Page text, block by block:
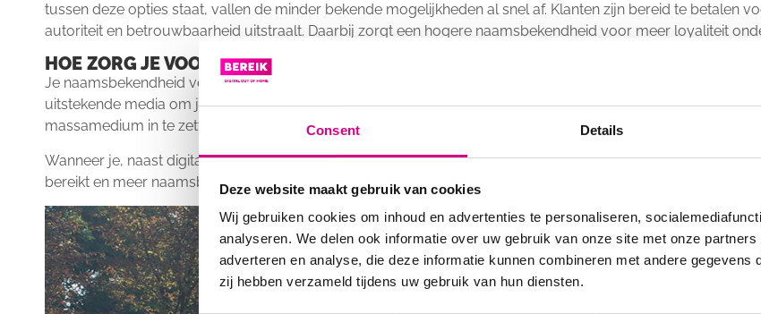
Consent Details
Deze website maakt gebruik van cookies
Wij gebruiken cookies om inhoud en advertenties te personaliseren,
analyseren. We delen ook informatie over uw gebruik van onze site met onze
adverteren en analyse, die deze informatie kunnen combineren met andere gegevens
zij hebben verzameld tijdens uw gebruik van hun diensten.
tussen deze opties staat, vallen de minder bekende mogelijkheden al snel af. Klanten zijn bereid te betalen
autoriteit en betrouwbaarheid uitstraalt. Daarbij zorgt een hogere naamsbekendheid voor meer loyaliteit
HOE ZORG JE VOOR EEN HOGERE NAAMSBEKENDHEID?
Je naamsbekendheid vergoot je door zichtbaar te zijn. Met name massamedia worden ingezet om
uitstekende media om je naam herhaaldelijk onder de aandacht te brengen bij een groot publiek. Onder
massamedium in te zetten.
Wanneer je, naast digitale billboards, andere kanalen toevoegt aan jemediamixis de kans nóg groter dat je
bereikt en meer naamsbekendheid genereert.